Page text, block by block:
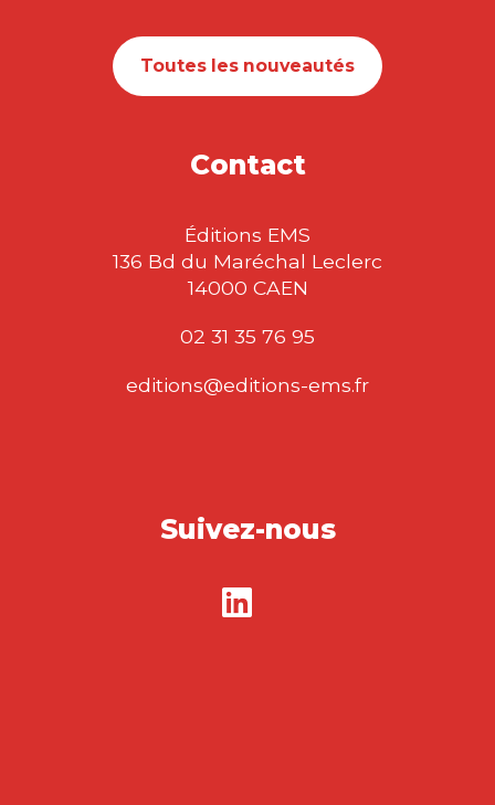
Toutes les nouveautés
Contact
Éditions EMS
136 Bd du Maréchal Leclerc
14000 CAEN
02 31 35 76 95
editions@editions-ems.fr
Suivez-nous